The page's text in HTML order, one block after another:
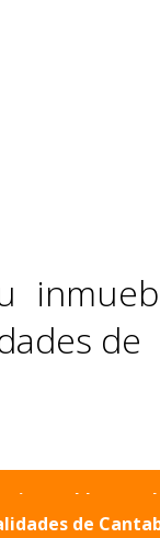
de
inmuebles en
de